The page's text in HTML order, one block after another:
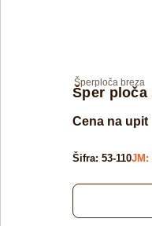
Šperploča breza
Šper ploča
Cena na upit
Šifra: 53-110JM: